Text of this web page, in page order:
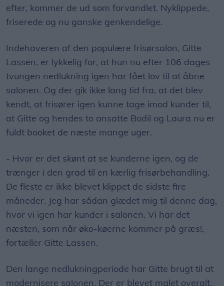
efter, kommer de ud som forvandlet. Nyklippede,
friserede og nu ganske genkendelige.
Indehaveren af den populære frisørsalon, Gitte
Lassen, er lykkelig for, at hun nu efter 106 dages
tvungen nedlukning igen har fået lov til at åbne
salonen. Og der gik ikke lang tid fra, at det blev
kendt, at frisører igen kunne tage imod kunder til,
at Gitte og hendes to ansatte Bodil og Laura nu er
fuldt booket de næste mange uger.
- Hvor er det skønt at se kunderne igen, og de
trænger i den grad til en kærlig frisørbehandling.
De fleste er ikke blevet klippet de sidste fire
måneder. Jeg har sådan glædet mig til denne dag,
hvor vi igen har kunder i salonen. Vi har det
næsten, som når øko-køerne kommer på græs!,
fortæller Gitte Lassen.
Den lange nedlukningperiode har Gitte brugt til at
modernisere salonen. Der er blevet malet overalt.